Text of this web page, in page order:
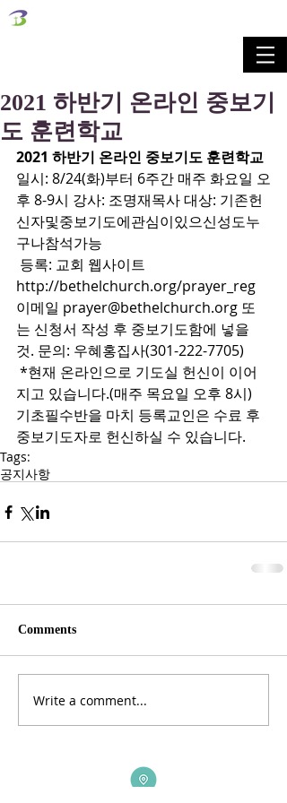
2021 하반기 온라인 중보기
도 훈련학교
2021 하반기 온라인 중보기도 훈련학교
일시: 8/24(화)부터 6주간 매주 화요일 오
후 8-9시 강사: 조명재목사 대상: 기존헌
신자및중보기도에관심이있으신성도누
구나참석가능
http://bethelchurch.org/prayer_reg
이메일 prayer@bethelchurch.org 또
는 신청서 작성 후 중보기도함에 넣을
것. 문의: 우혜홍집사(301-222-7705)
지고 있습니다.(매주 목요일 오후 8시)
기초필수반을 마치 등록교인은 수료 후
중보기도자로 헌신하실 수 있습니다.
Tags:
공지사항
Comments
Write a comment...